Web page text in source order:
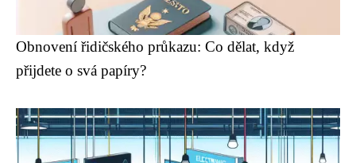
Obnovení řidičského průkazu: Co dělat, když
přijdete o svá papíry?